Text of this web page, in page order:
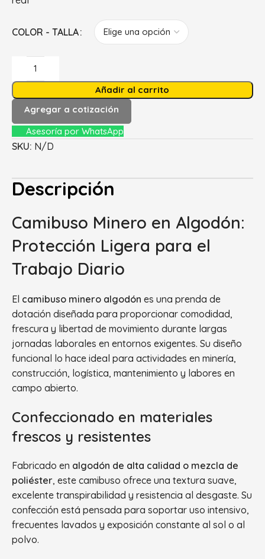
COLOR - TALLA
Añadir al carrito
Agregar a cotización
Asesoría por WhatsApp
SKU: N/D
Descripción
Camibuso Minero en Algodón:
Protección Ligera para el
Trabajo Diario
El camibuso minero algodón es una prenda de
dotación diseñada para proporcionar comodidad,
frescura y libertad de movimiento durante largas
jornadas laborales en entornos exigentes. Su diseño
funcional lo hace ideal para actividades en minería,
construcción, logística, mantenimiento y labores en
campo abierto.
Confeccionado en materiales
frescos y resistentes
Fabricado en algodón de alta calidad o mezcla de
poliéster, este camibuso ofrece una textura suave,
excelente transpirabilidad y resistencia al desgaste. Su
confección está pensada para soportar uso intensivo,
frecuentes lavados y exposición constante al sol o al
polvo.